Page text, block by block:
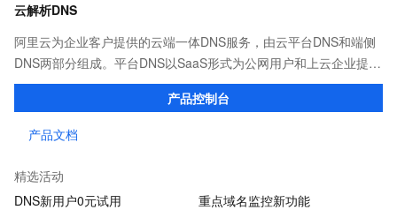
云解析DNS
阿里云为企业客户提供的云端一体DNS服务，由云平台DNS和端侧
DNS两部分组成。平台DNS以SaaS形式为公网用户和上云企业提供
高效稳定的域名解析服务；端侧DNS则通过自建DNS软件及移动端
SDK，满足企业多种场景下的解析需求。
产品控制台
产品文档
精选活动
DNS新用户0元试用
重点域名监控新功能